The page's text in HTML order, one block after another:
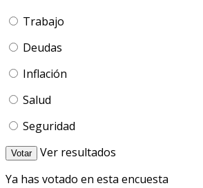
Trabajo
Deudas
Inflación
Salud
Seguridad
Votar
Ver resultados
Ya has votado en esta encuesta